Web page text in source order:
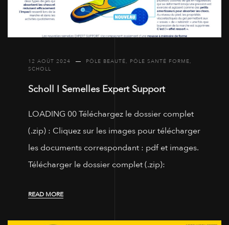
12 AOÛT 2024 PÔLE BEAUTÉ, PÔLE SANTÉ FORME,
SCHOLL
Scholl I Semelles Expert Support
LOADING 00 Téléchargez le dossier complet
(.zip) : Cliquez sur les images pour télécharger
les documents correspondant : pdf et images.
Télécharger le dossier complet (.zip):
READ MORE